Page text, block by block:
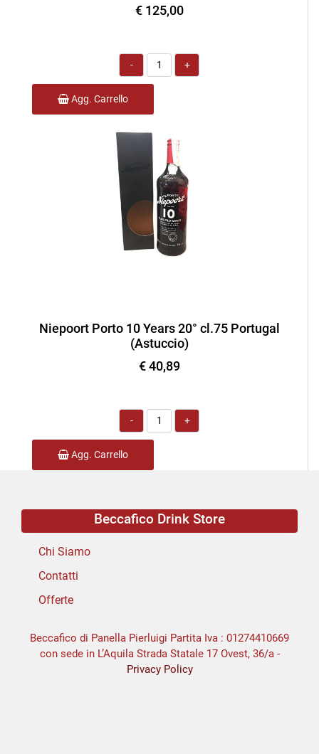
€ 125,00
Quantità
Agg. Carrello
Niepoort Porto 10 Years 20° cl.75 Portugal
(Astuccio)
€ 40,89
Quantità
Agg. Carrello
Beccafico Drink Store
Chi Siamo
Contatti
Offerte
Beccafico di Panella Pierluigi Partita Iva : 01274410669
con sede in L’Aquila Strada Statale 17 Ovest, 36/a -
Privacy Policy